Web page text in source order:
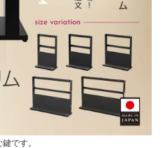
です。